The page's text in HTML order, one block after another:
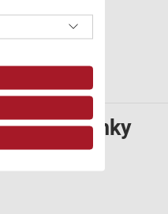
účinky